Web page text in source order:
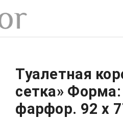
Туалетная
сетка»
фарфор. 92 x